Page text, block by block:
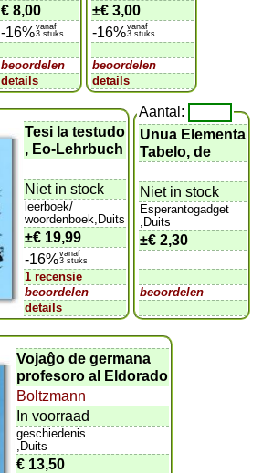
€ 8,00
-16%vanaf
3 stuks
beoordelen
details
±€ 3,00
-16%vanaf
3 stuks
beoordelen
details
Tesi la testudo
, Eo-Lehrbuch
Niet in stock
leerboek/
woordenboek,Duits
±€ 19,99
-16%vanaf
3 stuks
1 recensie
beoordelen
details
Aantal:
Unua Elementa
Tabelo, de
Niet in stock
Esperantogadget
,Duits
±€ 2,30
beoordelen
Vojaĝo de germana
profesoro al Eldorado
Boltzmann
In voorraad
geschiedenis
,Duits
€ 13,50